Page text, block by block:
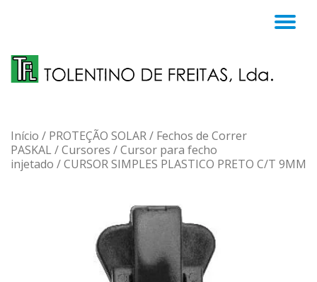
content
Início / PROTEÇÃO SOLAR/ Fechos de Correr
PASKAL /Cursores /Cursor para fecho
injetado / CURSOR SIMPLES PLASTICO PRETO C/T 9MM